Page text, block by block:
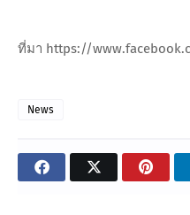
ที่มา https://
News